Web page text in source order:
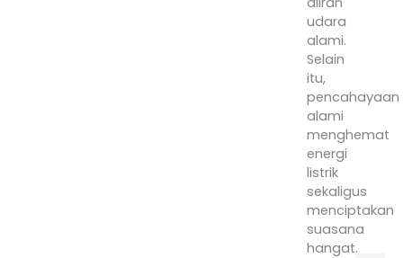
udara
alami.
Selain
itu,
pencahayaan
alami
menghemat
energi
listrik
sekaligus
menciptakan
suasana
hangat.
8